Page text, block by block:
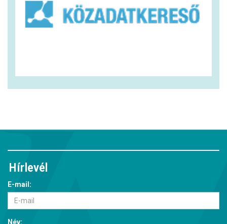
Hírlevél
E-mail:
Név: